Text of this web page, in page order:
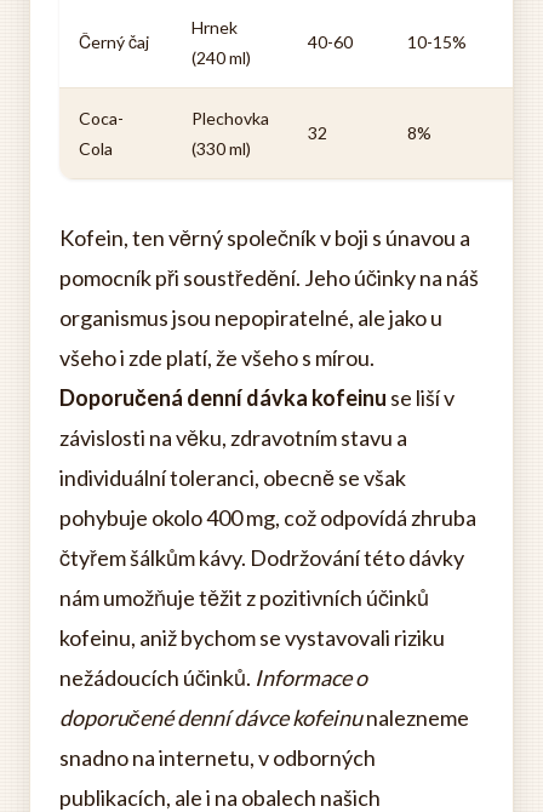
Černý čaj
Hrnek
(240 ml)
40-60 10-15%
Coca-
Cola
Plechovka
(330 ml)
32 8%
Kofein, ten věrný společník v boji s únavou a
pomocník při soustředění. Jeho účinky na náš
organismus jsou nepopiratelné, ale jako u
všeho i zde platí, že všeho s mírou.
Doporučená denní dávka kofeinu se liší v
závislosti na věku, zdravotním stavu a
individuální toleranci, obecně se však
pohybuje okolo 400 mg, což odpovídá zhruba
čtyřem šálkům kávy. Dodržování této dávky
nám umožňuje těžit z pozitivních účinků
kofeinu, aniž bychom se vystavovali riziku
nežádoucích účinků. Informace o
doporučené denní dávce kofeinunalezneme
snadno na internetu, v odborných
publikacích, ale i na obalech našich